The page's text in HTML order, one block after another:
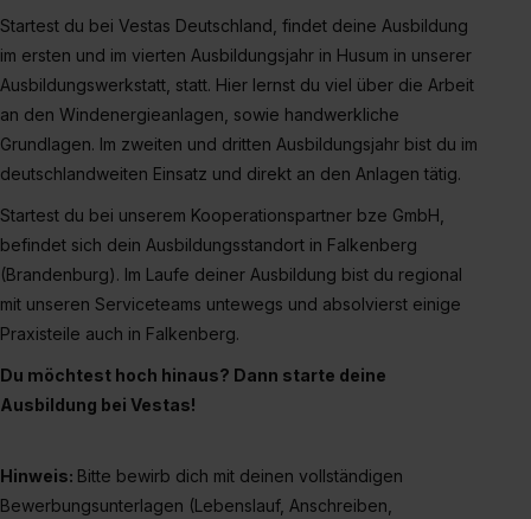
Startest du bei Vestas Deutschland, findet deine Ausbildung
im ersten und im vierten Ausbildungsjahr in Husum in unserer
Ausbildungswerkstatt, statt. Hier lernst du viel über die Arbeit
an den Windenergieanlagen, sowie handwerkliche
Grundlagen. Im zweiten und dritten Ausbildungsjahr bist du im
deutschlandweiten Einsatz und direkt an den Anlagen tätig.
Startest du bei unserem Kooperationspartner bze GmbH,
befindet sich dein Ausbildungsstandort in Falkenberg
(Brandenburg). Im Laufe deiner Ausbildung bist du regional
mit unseren Serviceteams untewegs und absolvierst einige
Praxisteile auch in Falkenberg.
Du möchtest hoch hinaus? Dann starte deine
Ausbildung bei Vestas!
Hinweis: Bitte bewirb dich mit deinen vollständigen
Bewerbungsunterlagen (Lebenslauf, Anschreiben,